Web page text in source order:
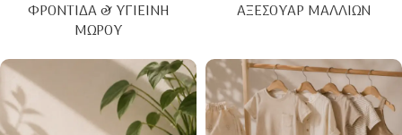
ΦΡΟΝΤΊΔΑ & ΥΓΙΕΙΝΉ
ΜΩΡΟΎ
ΑΞΕΣΟΥΆΡ ΜΑΛΛΙΏΝ